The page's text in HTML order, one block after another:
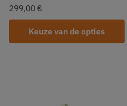
299,00 €
Keuze van de opties